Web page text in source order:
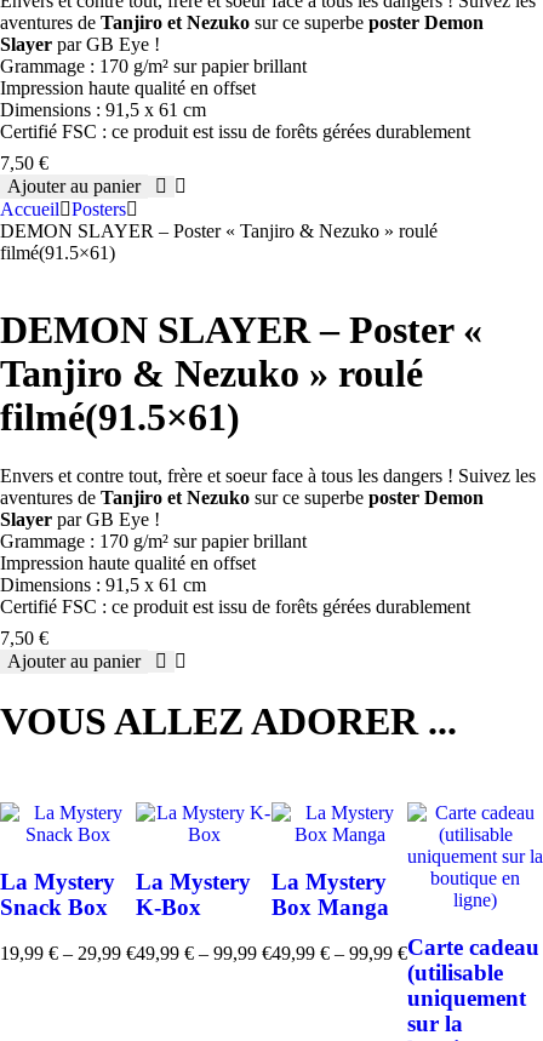
aventures de Tanjiro et Nezuko sur ce superbe poster Demon
Slayer par GB Eye !
Grammage : 170 g/m² sur papier brillant
Impression haute qualité en offset
Dimensions : 91,5 x 61 cm
Certifié FSC : ce produit est issu de forêts gérées durablement
7,50 €
quantité
de
DEMON
SLAYER
«
Tanjiro
&
Nezuko
»
roulé
Ajouter au panier
Accueil
Posters
DEMON SLAYER – Poster « Tanjiro & Nezuko » roulé
filmé(91.5×61)
DEMON SLAYER – Poster «
Tanjiro & Nezuko » roulé
filmé(91.5×61)
Envers et contre tout, frère et soeur face à tous les dangers ! Suivez les
aventures de Tanjiro et Nezuko sur ce superbe poster Demon
Slayer par GB Eye !
Grammage : 170 g/m² sur papier brillant
Impression haute qualité en offset
Dimensions : 91,5 x 61 cm
Certifié FSC : ce produit est issu de forêts gérées durablement
7,50 €
quantité
DEMON
SLAYER
«
Tanjiro
»
roulé
Ajouter au panier
VOUS ALLEZ ADORER ...
La Mystery
Snack Box
19,99 € – 29,99 €
Plage
La Mystery
K-Box
49,99 € – 99,99 €
Plage
La Mystery
Box Manga
49,99 € – 99,99 €
Plage
Carte cadeau
(utilisable
uniquement
sur la